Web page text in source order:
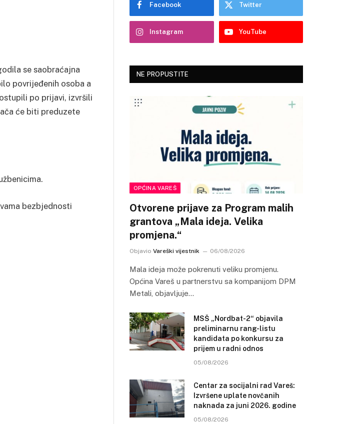
se saobraćajna
povrijeđenih osoba a
po prijavi, izvršili
će biti preduzete
bezbjednosti
Facebook Twitter
Instagram YouTube
NE PROPUSTITE
OPĆINA VAREŠ
Otvorene prijave za Program malih
grantova „Mala ideja. Velika
promjena.“
Objavio Vareški vijestnik 06/08/2026
Mala ideja može pokrenuti veliku promjenu.
Općina Vareš u partnerstvu sa kompanijom DPM
Metali, objavljuje…
MSŠ „Nordbat-2“ objavila
preliminarnu rang-listu
kandidata po konkursu za
prijem u radni odnos
05/08/2026
Centar za socijalni rad Vareš:
Izvršene uplate novčanih
naknada za juni 2026. godine
05/08/2026